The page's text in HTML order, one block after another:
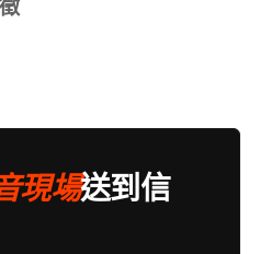
現場送到信